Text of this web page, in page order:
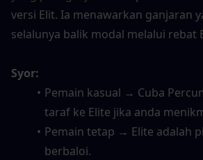
versi Elit. Ia menawarkan ganjaran
selalunya balik modal melalui rebat
Syor:
Pemain kasual → Cuba
taraf ke Elite jika anda
Pemain tetap → Elite adalah
berbaloi.